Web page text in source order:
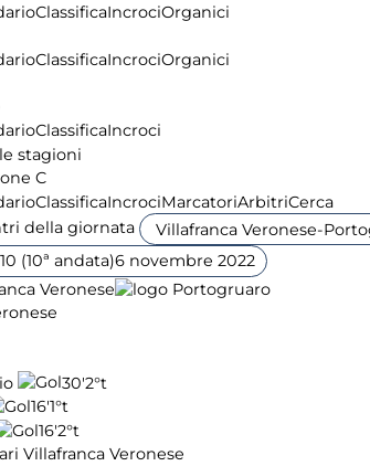
ClassificaIncrociOrganici
ClassificaIncrociOrganici
ClassificaIncroci
stagioni
C
ClassificaIncrociMarcatoriArbitriCerca
della giornata
(10ª andata)6 novembre 2022
30'2°t
16'1°t
16'2°t
Villafranca Veronese